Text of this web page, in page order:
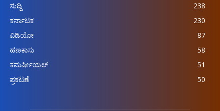
ಸುದ್ದಿ
238
ಕರ್ನಾಟಕ
230
ವಿಡಿಯೋ
87
ಹಣಕಾಸು
58
ಕಮರ್ಷೀಯಲ್
51
ಪ್ರಕಟಣೆ
50